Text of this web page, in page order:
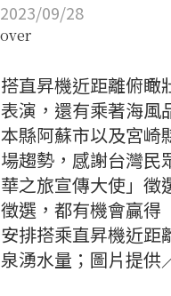
2023/09/28
搭直昇機近距離俯瞰
表演，還有乘著海風
本縣阿蘇市以及宮崎
場趨勢，感謝台灣民
華之旅宣傳大使」徵
徵選，都有機會贏得
安排搭乘直昇機近距
泉湧水量；圖片提供